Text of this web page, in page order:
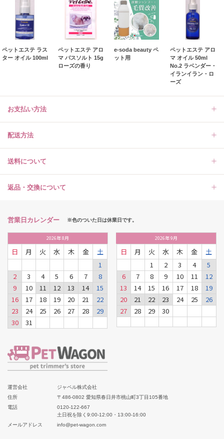
ペットエステ ラス
ター オイル 100ml
ペットエステ アロ
マ バスソルト 15g
ローズの香り
e-soda beauty ペ
ット用
ペットエステ アロ
マ オイル 50ml
No.2 ラベンダー・
イランイラン・ロ
ーズ
お支払い方法
配送方法
送料について
返品・交換について
営業日カレンダー ※色のついた日は休業日です。
2026年8月
日 月 火 水 木 金
土
1
2
3 4 5 6 7
8
9
10 11 12 13 14
15
16
17 18 19 20 21
22
23
24 25 26 27 28
29
30
31
2026年9月
日 月 火 水 木 金
土
1
2 3 4
5
6
7 8 9 10 11
12
13
14 15 16 17 18
19
20
21 22 23 24 25
26
27
28 29 30
運営会社
ジャペル株式会社
住所
〒486-0802 愛知県春日井市桃山町3丁目105番地
電話
0120-122-667
土日祝を除く9:00-12:00・13:00-16:00
メールアドレス
info@pet-wagon.com